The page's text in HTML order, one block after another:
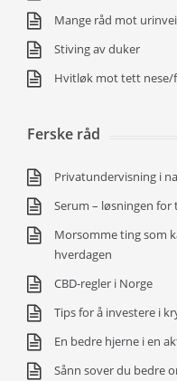
Mange råd mot
Stiving av duker
Hvitløk mot tett nese/
Ferske råd
Privatundervisning i
Serum – løsningen
Morsomme ting som
hverdagen
CBD-regler i Norge
Tips for å investere i
En bedre hjerne i en
Sånn sover du bedre